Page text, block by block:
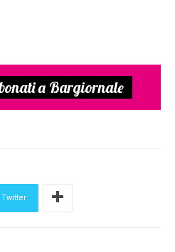
a Bargiornale
Twitter